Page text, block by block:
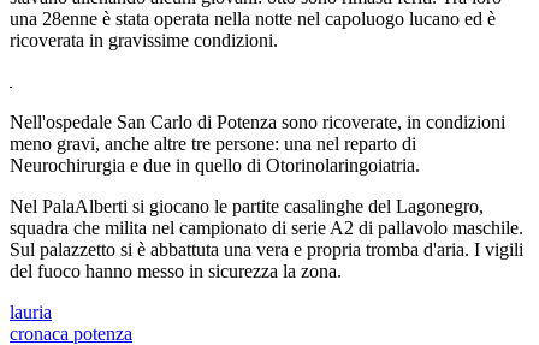
una 28enne è stata operata nella notte nel capoluogo lucano ed è
ricoverata in gravissime condizioni.
Nell'ospedale San Carlo di Potenza sono ricoverate, in condizioni
meno gravi, anche altre tre persone: una nel reparto di
Neurochirurgia e due in quello di Otorinolaringoiatria.
Nel PalaAlberti si giocano le partite casalinghe del Lagonegro,
squadra che milita nel campionato di serie A2 di pallavolo maschile.
Sul palazzetto si è abbattuta una vera e propria tromba d'aria. I vigili
del fuoco hanno messo in sicurezza la zona.
lauria
cronaca potenza